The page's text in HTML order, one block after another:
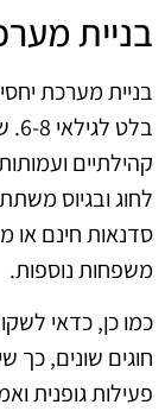
בניית
בניית מערכת
קהילתיים
לחוג ובגיוס
סדנאות חינם או
משפחות נוספות.
כמו כן, כדאי
חוגים שונים, כך
פעילות גופנית